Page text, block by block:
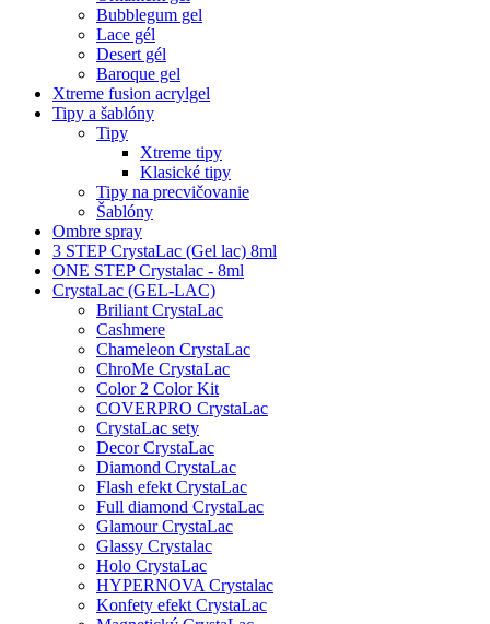
Bubblegum gel
Lace gél
Desert gél
Baroque gel
Xtreme fusion acrylgel
Tipy a šablóny
Tipy
Xtreme tipy
Klasické tipy
Tipy na precvičovanie
Šablóny
Ombre spray
3 STEP CrystaLac (Gel lac) 8ml
ONE STEP Crystalac - 8ml
CrystaLac (GEL-LAC)
Briliant CrystaLac
Cashmere
Chameleon CrystaLac
ChroMe CrystaLac
Color 2 Color Kit
COVERPRO CrystaLac
CrystaLac sety
Decor CrystaLac
Diamond CrystaLac
Flash efekt CrystaLac
Full diamond CrystaLac
Glamour CrystaLac
Glassy Crystalac
Holo CrystaLac
HYPERNOVA Crystalac
Konfety efekt CrystaLac